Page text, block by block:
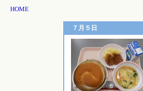
HOME
７月５日